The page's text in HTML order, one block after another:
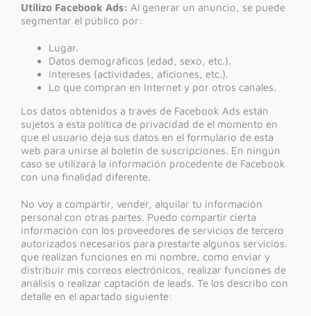
Utilizo Facebook Ads: Al generar un anuncio, se puede
segmentar el público por:
Lugar.
Datos demográficos (edad, sexo, etc.).
Intereses (actividades, aficiones, etc.).
Lo que compran en Internet y por otros canales.
Los datos obtenidos a través de Facebook Ads están
sujetos a esta política de privacidad de el momento en
que el usuario deja sus datos en el formulario de esta
web para unirse al boletín de suscripciones. En ningún
caso se utilizará la información procedente de Facebook
con una finalidad diferente.
No voy a compartir, vender, alquilar tu información
personal con otras partes. Puedo compartir cierta
información con los proveedores de servicios de tercero
autorizados necesarios para prestarte algunos servicios.
que realizan funciones en mi nombre, como enviar y
distribuir mis correos electrónicos, realizar funciones de
análisis o realizar captación de leads. Te los describo con
detalle en el apartado siguiente: